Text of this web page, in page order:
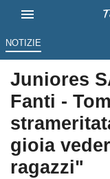
NOTIZIE
Juniores
Fanti -
gioia
ragazzi"